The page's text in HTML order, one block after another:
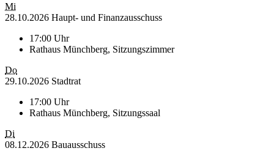
Mi
28.10.2026 Haupt- und Finanzausschuss
17:00 Uhr
Rathaus Münchberg, Sitzungszimmer
Do
29.10.2026 Stadtrat
17:00 Uhr
Rathaus Münchberg, Sitzungssaal
Di
08.12.2026 Bauausschuss